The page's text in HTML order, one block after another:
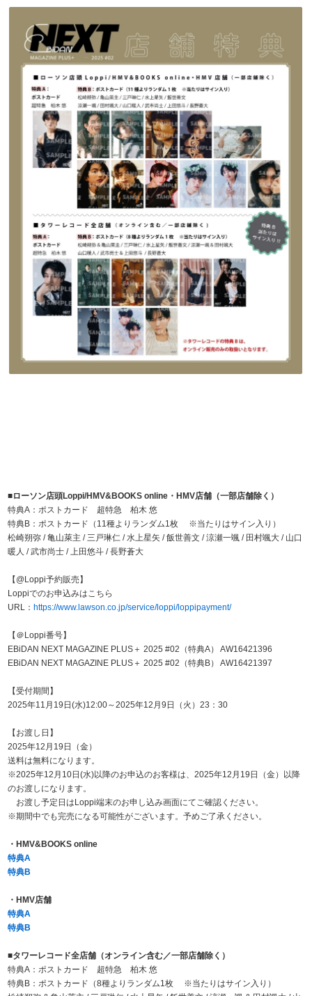
■ローソン店頭Loppi/HMV&BOOKS online・HMV店舗（一部店舗除く）
特典A：ポストカード 超特急 柏木 悠
特典B：ポストカード（11種よりランダム1枚 ※当たりはサイン入り）
松崎朔弥 / 亀山萊主 / 三戸琳仁 / 水上星矢 / 飯世善文 / 涼瀬一颯 / 田村颯大 / 山口
暖人 / 武市尚士 / 上田悠斗 / 長野蒼大
【@Loppi予約販売】
Loppiでのお申込みはこちら
URL： https://www.lawson.co.jp/service/loppi/loppipayment/
【＠Loppi番号】
EBiDAN NEXT MAGAZINE PLUS＋ 2025 #02（特典A） AW16421396
EBiDAN NEXT MAGAZINE PLUS＋ 2025 #02（特典B） AW16421397
【受付期間】
2025年11月19日(水)12:00～2025年12月9日（火）23：30
【お渡し日】
2025年12月19日（金）
送料は無料になります。
※2025年12月10日(水)以降のお申込のお客様は、2025年12月19日（金）以降
のお渡しになります。
お渡し予定日はLoppi端末のお申し込み画面にてご確認ください。
※期間中でも完売になる可能性がございます。予めご了承ください。
・HMV&BOOKS online
特典A
特典B
・HMV店舗
特典A
特典B
■タワーレコード全店舗（オンライン含む／一部店舗除く）
特典A：ポストカード 超特急 柏木 悠
特典B：ポストカード（8種よりランダム1枚 ※当たりはサイン入り）